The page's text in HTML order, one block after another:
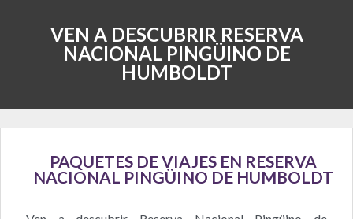
VEN A DESCUBRIR RESERVA
NACIONAL PINGÜINO DE
HUMBOLDT
PAQUETES DE VIAJES EN RESERVA
NACIONAL PINGÜINO DE HUMBOLDT